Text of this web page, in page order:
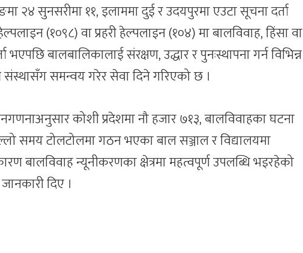
२४ सुनसरीमा ११, इलाममा दुई र उदयपुरमा एउटा सूचना दर्ता
(१०९८) वा प्रहरी हेल्पलाइन (१०४) मा बालविवाह, हिंसा वा
बालबालिकालाई संरक्षण, उद्धार र पुनःस्थापना गर्न विभिन्न
संस्थासँग समन्वय गरेर सेवा दिने गरिएको छ ।
कोशी प्रदेशमा नौ हजार ७१३, बालविवाहका घटना
समय टोलटोलमा गठन भएका बाल सञ्जाल र विद्यालयमा
बालविवाह न्यूनीकरणका क्षेत्रमा महत्वपूर्ण उपलब्धि भइरहेको
दिए ।